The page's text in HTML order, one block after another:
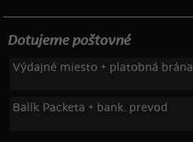
Dotujeme poštovné
Výdajné miesto + platobná brána
Balík Packeta + bank. prevod